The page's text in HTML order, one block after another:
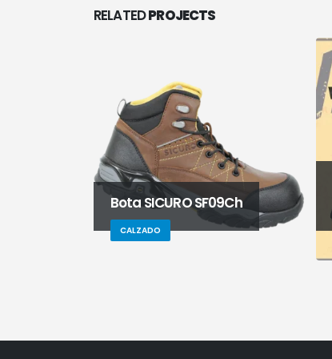
RELATEDPROJECTS
Bota SICURO SF09Ch
CALZADO